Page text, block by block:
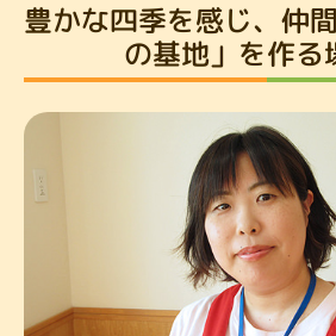
豊かな四季を感じ、 仲
の基地」を作る